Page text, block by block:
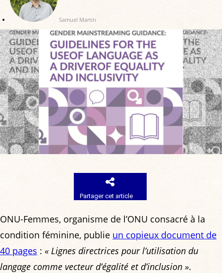
Samuel Martin
Partager cet article
ONU-Femmes, organisme de l’ONU consacré à la
condition féminine, publie un copieux document de
40 pages : « Lignes directrices pour l’utilisation du
langage comme vecteur d’égalité et d’inclusion ».